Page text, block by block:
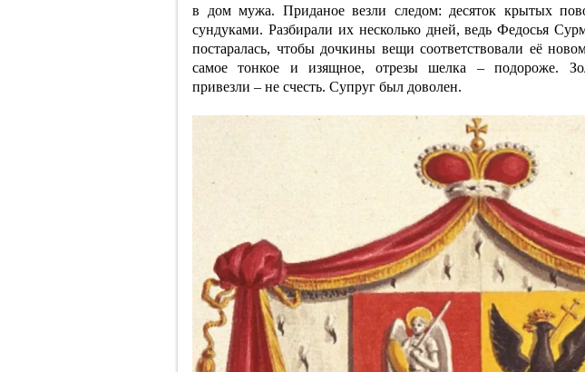
в дом мужа. Приданое везли следом: десяток крытых
сундуками. Разбирали их несколько дней, ведь Федосья
постаралась, чтобы дочкины вещи соответствовали её
самое тонкое и изящное, отрезы шелка – подороже.
привезли – не счесть. Супруг был доволен.